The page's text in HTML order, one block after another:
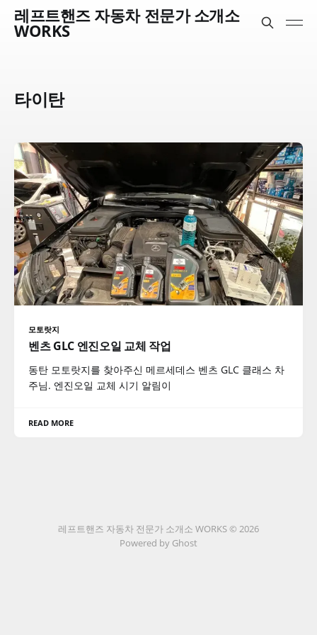
레프트핸즈 자동차 전문가 소개소
WORKS
타이탄
모토랏지
벤츠 GLC 엔진오일 교체 작업
동탄 모토랏지를 찾아주신 메르세데스 벤츠 GLC 클래스 차
주님. 엔진오일 교체 시기 알림이
READ MORE
레프트핸즈 자동차 전문가 소개소 WORKS © 2026
Powered by Ghost